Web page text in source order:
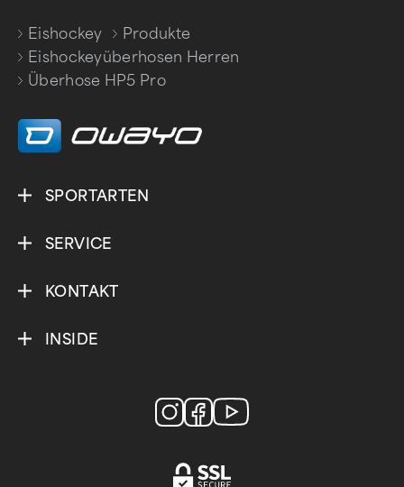
Eishockey
/
Produkte
/
Eishockeyüberhosen Herren
/
Überhose HP5 Pro
SPORTARTEN
SERVICE
KONTAKT
INSIDE